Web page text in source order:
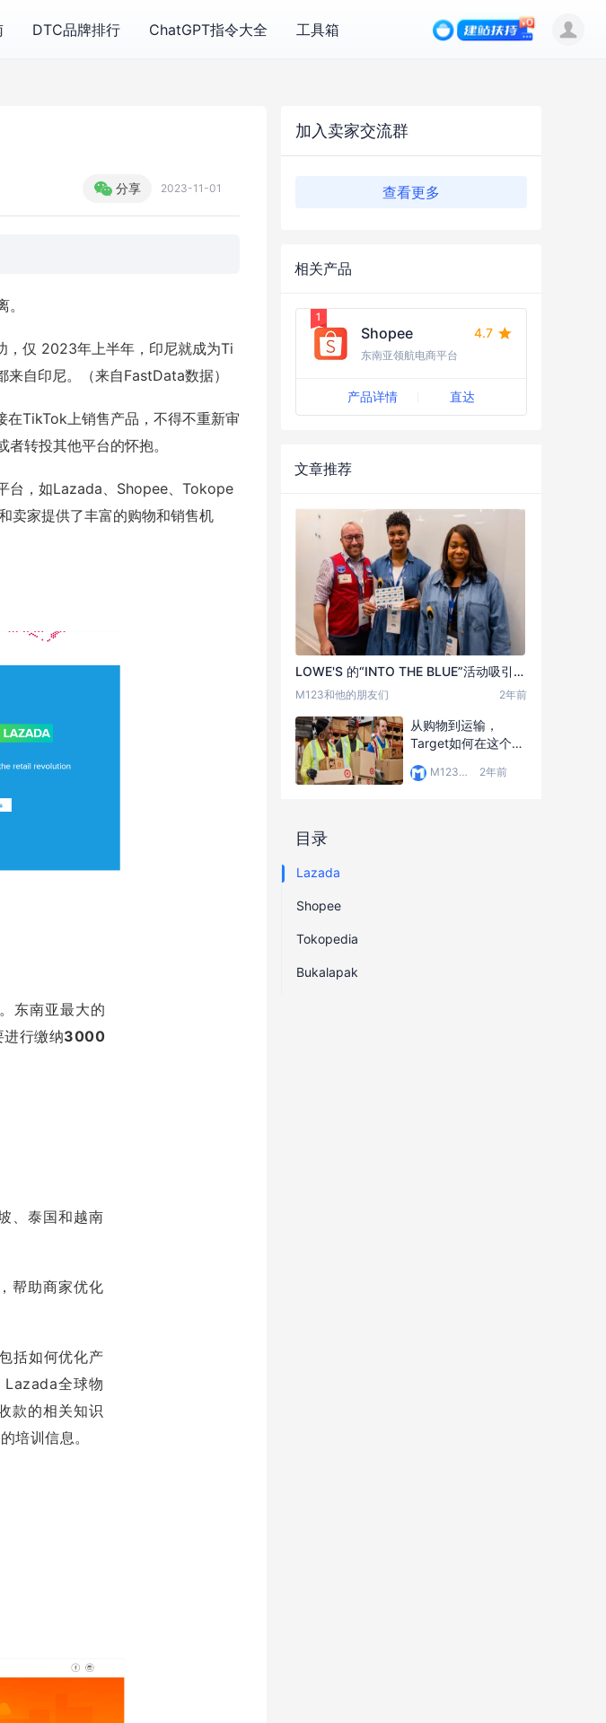
DTC品牌排行 ChatGPT指令大全 工具箱
分享 2023-11-01
，仅 2023年上半年，印尼就成为Ti
自印尼。（来自FastData数据）
在TikTok上销售产品，不得不重新审
者转投其他平台的怀抱。
台，如Lazada、Shopee、Tokope
卖家提供了丰富的购物和销售机
。东南亚最大的
行缴纳3000
、泰国和越南
帮助商家优化
括如何优化产
Lazada全球物
款的相关知识
培训信息。
加入卖家交流群
查看更多
相关产品
Shopee 4.7
东南亚领航电商平台
产品详情 直达
文章推荐
LOWE'S 的“INTO THE BLUE”活动吸引了来自全国各地的企业家
M123和他的朋友们 2年前
从购物到运输，
Target如何在这个假
欢乐
M123和他的朋友们 2年前
目录
Lazada
Shopee
Tokopedia
Bukalapak